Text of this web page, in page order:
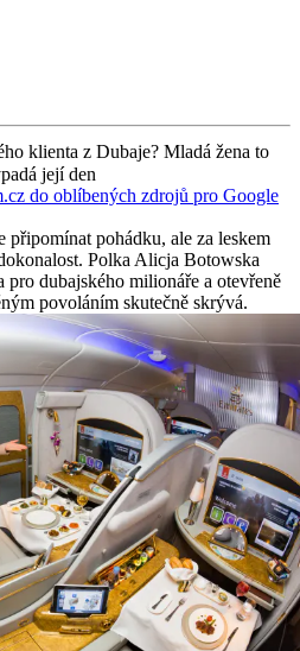
klienta z Dubaje? Mladá žena to
její den
do oblíbených zdrojů pro Google
pohádku, ale za leskem
Polka Alicja Botowska
pro dubajského milionáře a otevřeně
povoláním skutečně skrývá.